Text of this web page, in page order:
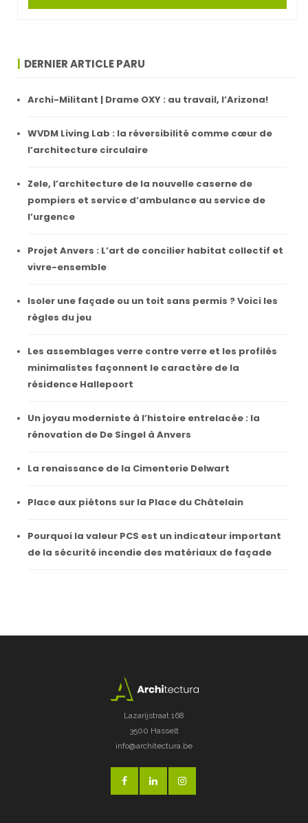
DERNIER ARTICLE PARU
Archi-Militant | Drame OXY : au travail, l’Arizona!
WVDM Living Lab : la réversibilité comme cœur de
l’architecture circulaire
Zele, l’architecture de la nouvelle caserne de
pompiers et service d’ambulance au service de
l’urgence
Projet Anvers : L’art de concilier habitat collectif et
vivre-ensemble
Isoler une façade ou un toit sans permis ? Voici les
règles du jeu
Les assemblages verre contre verre et les profilés
minimalistes façonnent le caractère de la
résidence Hallepoort
Un joyau moderniste à l’histoire entrelacée : la
rénovation de De Singel à Anvers
La renaissance de la Cimenterie Delwart
Place aux piétons sur la Place du Châtelain
Pourquoi la valeur PCS est un indicateur important
de la sécurité incendie des matériaux de façade
Lazarijstraat 168
3500 Hasselt
info@architectura.be